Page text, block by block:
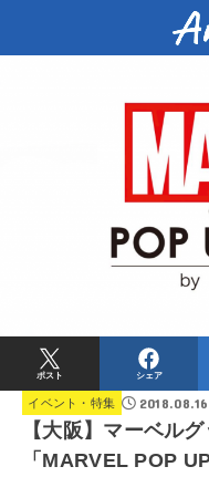
ポスト シェア
イベント・特集 2018.08.16
【大阪】マーベル
「MARVEL POP